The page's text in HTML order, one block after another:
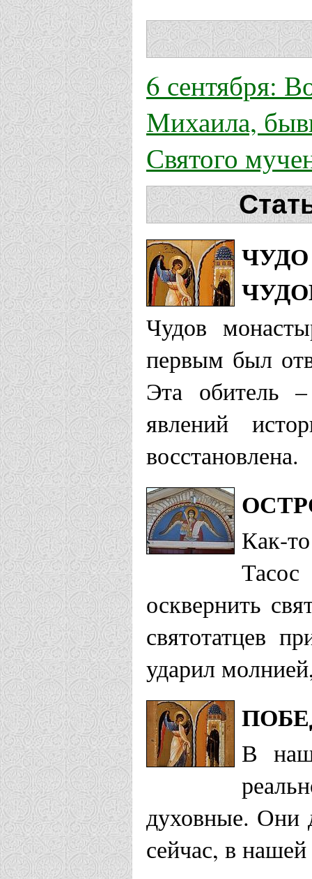
6 сентября:
Михаила,
Святого
Чудов
первым был
Эта обитель –
явлений
восстановлена.
Как-
осквернить
святотатцев
ударил
В
духовные. Они
сейчас, в